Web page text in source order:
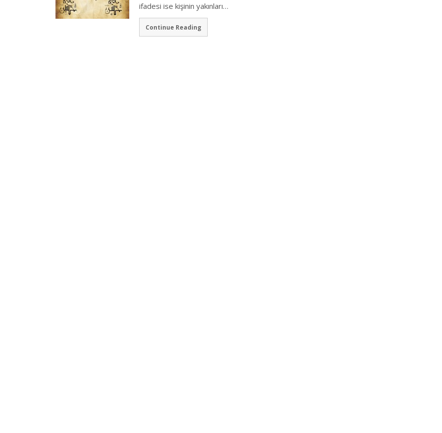
ifadesi ise kişinin yakınları…
Continue Reading